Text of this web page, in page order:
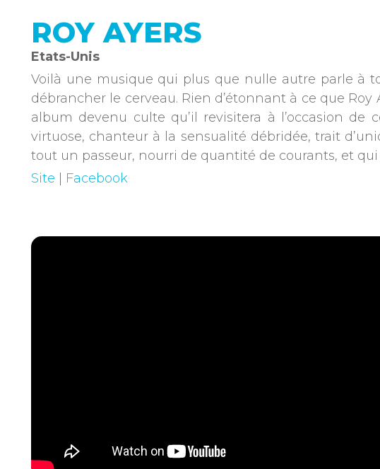
ROY AYERS
Etats-Unis
Voilà une musique qui plus que nulle autre parle à
débrancher le cerveau. Rien d’étonnant à ce que
album devenu culte qu’il revisitera à l’occasion
virtuose, chanteur à la sensualité débridée, trait
tout un passeur, nourri de quantité de courants, et
Site
Facebook